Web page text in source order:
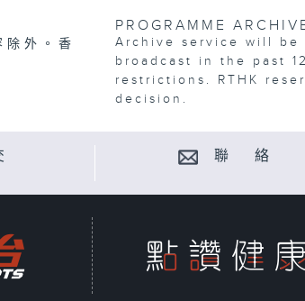
外。香
PROGRAMME
Archive service will be
broadcast in the past
restrictions. RTHK
decision.
聯 絡